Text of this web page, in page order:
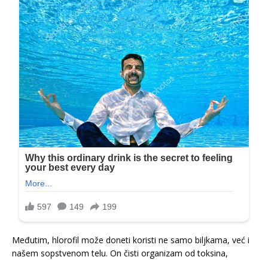
Međutim, hlorofil može doneti koristi ne samo biljkama, već i
našem sopstvenom telu. On čisti organizam od toksina,